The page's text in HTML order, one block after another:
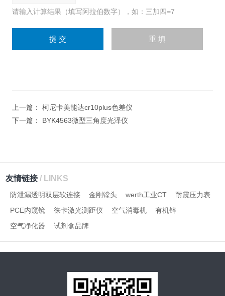
请输入计算结果（填写阿拉伯数字），如：三加四=7
上一篇： 柯尼卡美能达cr10plus色差仪
下一篇： BYK4563微型三角度光泽仪
友情链接/ LINKS
防泄漏透明双层软连接 金刚镗头 werth工业CT
耐震压力表
PCE内窥镜
徕卡激光测距仪 空气消毒机
有机锌
空气净化器
试剂盒品牌